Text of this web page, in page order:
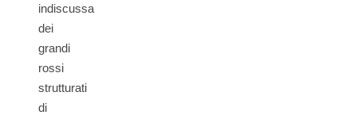
indiscussa
dei
grandi
rossi
strutturati
di